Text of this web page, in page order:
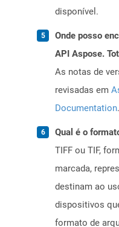
disponível.
Onde posso
API Aspose.
As notas de
revisadas em
Documentation.
Qual é o
TIFF ou TIF,
marcada,
destinam ao
dispositivos
formato de